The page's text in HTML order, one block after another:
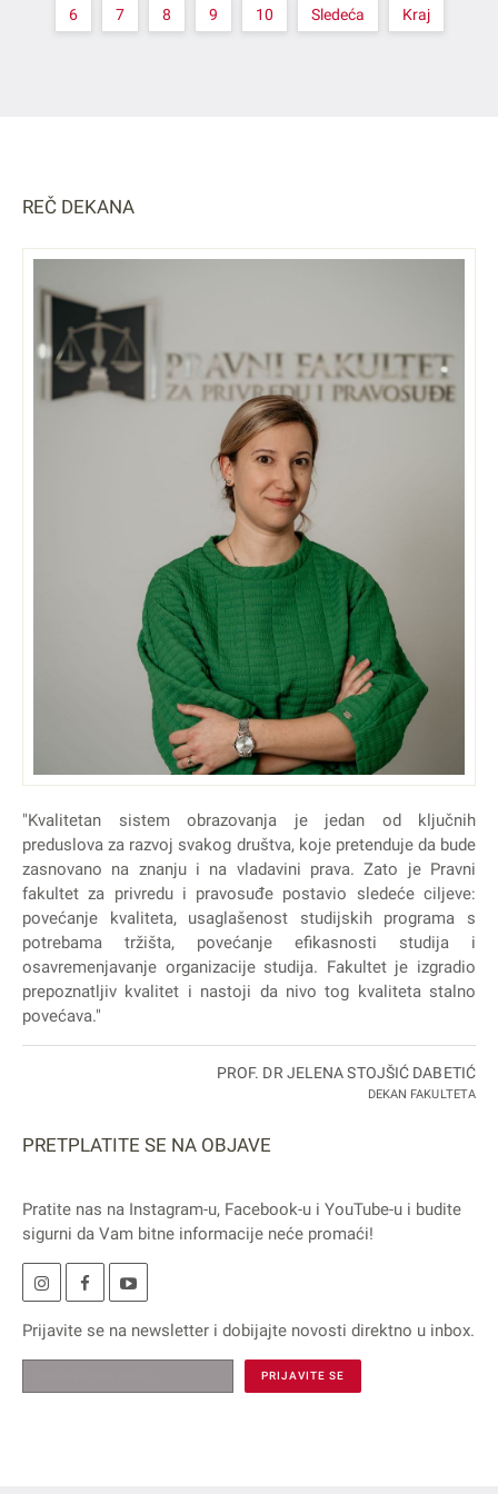
6 7 8 9 10 Sledeća Kraj
REČ DEKANA
"Kvalitetan sistem obrazovanja je jedan od ključnih
preduslova za razvoj svakog društva, koje pretenduje da bude
zasnovano na znanju i na vladavini prava. Zato je Pravni
fakultet za privredu i pravosuđe postavio sledeće ciljeve:
povećanje kvaliteta, usaglašenost studijskih programa s
potrebama tržišta, povećanje efikasnosti studija i
osavremenjavanje organizacije studija. Fakultet je izgradio
prepoznatljiv kvalitet i nastoji da nivo tog kvaliteta stalno
povećava."
PROF. DR JELENA STOJŠIĆ DABETIĆ
DEKAN FAKULTETA
PRETPLATITE SE NA OBJAVE
Pratite nas na Instagram-u, Facebook-u i YouTube-u i budite
sigurni da Vam bitne informacije neće promaći!
Prijavite se na newsletter i dobijajte novosti direktno u inbox.